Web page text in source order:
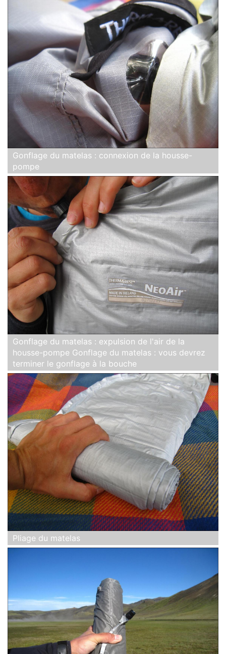
Gonflage du matelas : connexion de la housse-
pompe
Gonflage du matelas : expulsion de l'air de la
housse-pompe Gonflage du matelas : vous devrez
terminer le gonflage à la bouche
Pliage du matelas